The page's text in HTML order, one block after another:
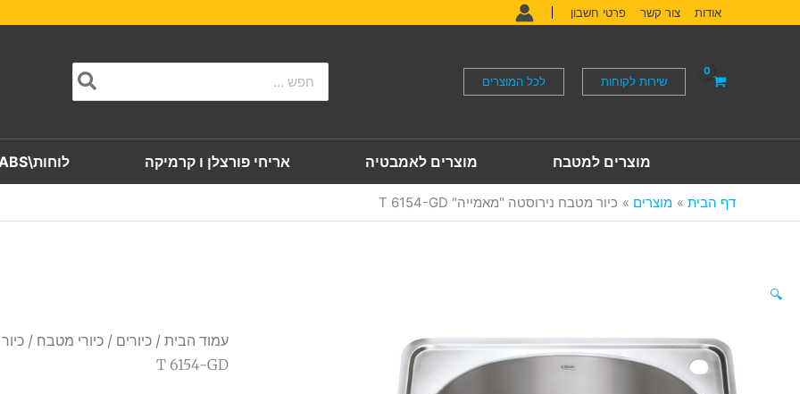
לתוכן
אודות צור קשר פרטי חשבון
שירות לקוחות לכל המוצרים
for:
מוצרים למטבח מוצרים לאמבטיה אריחי פורצלן ו קרמיקה לוחות\SLABS
דף הבית מוצרים כיור מטבח נירוסטה "מאמייה" T 6154-GD
🔍
עמוד הבית / כיורים / כיורי מטבח /
T 6154-GD